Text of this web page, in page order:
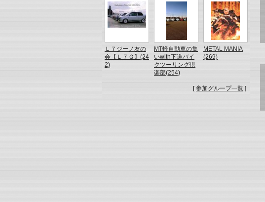
Ｌ７ジーノ友の
会【Ｌ７Ｇ】(24
2)
MT軽自動車の集
いwith下道バイ
クツーリング倶
楽部(254)
METAL MANIA
(269)
[参加グループ一覧 ]